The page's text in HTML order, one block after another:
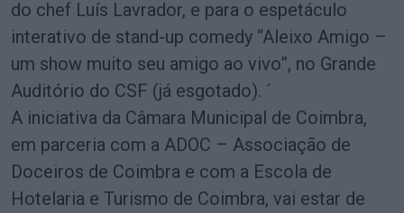
do chef Luís Lavrador, e para o espetáculo
interativo de stand-up comedy “Aleixo Amigo –
um show muito seu amigo ao vivo”, no Grande
Auditório do CSF (já esgotado). ´
A iniciativa da Câmara Municipal de Coimbra,
em parceria com a ADOC – Associação de
Doceiros de Coimbra e com a Escola de
Hotelaria e Turismo de Coimbra, vai estar de